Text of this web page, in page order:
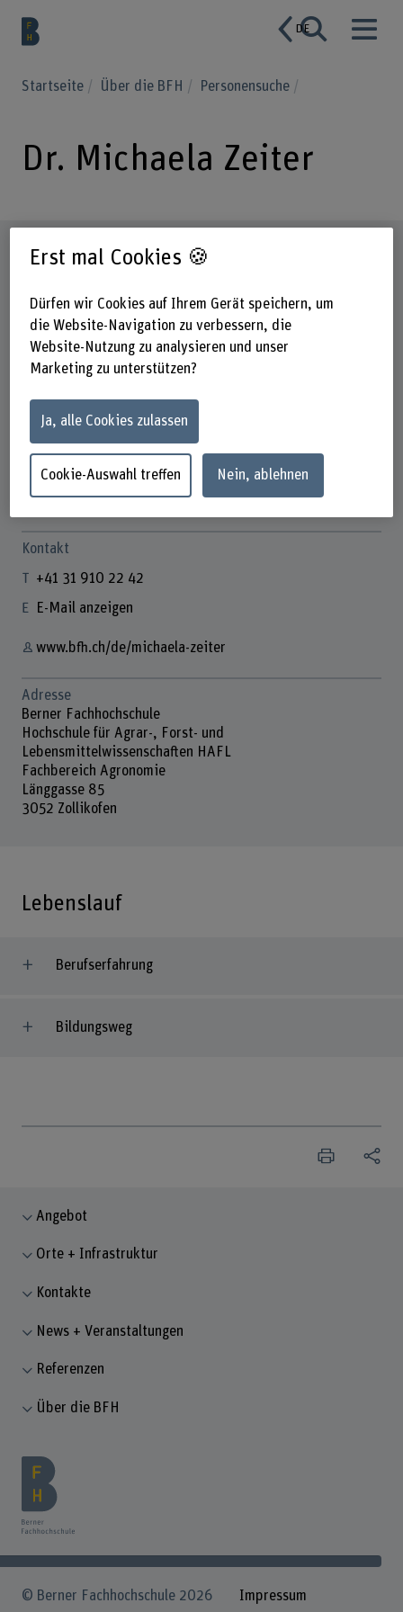
DE
Startseite Über die BFH Personensuche
Dr. Michaela Zeiter
Steckbrief
Dr. Michaela Zeiter
Wissenschaftliche Mitarbeiterin
Kontakt
+41 31 910 22 42
E-Mail anzeigen
www.bfh.ch/de/michaela-zeiter
Adresse
Berner Fachhochschule
Hochschule für Agrar-, Forst- und
Lebensmittelwissenschaften HAFL
Fachbereich Agronomie
Länggasse 85
3052 Zollikofen
Lebenslauf
Berufserfahrung
Bildungsweg
Angebot
Orte + Infrastruktur
Kontakte
News + Veranstaltungen
Referenzen
Über die BFH
© Berner Fachhochschule 2026 Impressum
Erst mal Cookies 🍪
Dürfen wir Cookies auf Ihrem Gerät speichern, um
die Website-Navigation zu verbessern, die
Website-Nutzung zu analysieren und unser
Marketing zu unterstützen?
Ja, alle Cookies zulassen
Cookie-Auswahl treffen Nein, ablehnen